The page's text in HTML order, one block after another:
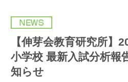
【伸芽会教育研究所】
小学校 最新入試分析報
知らせ